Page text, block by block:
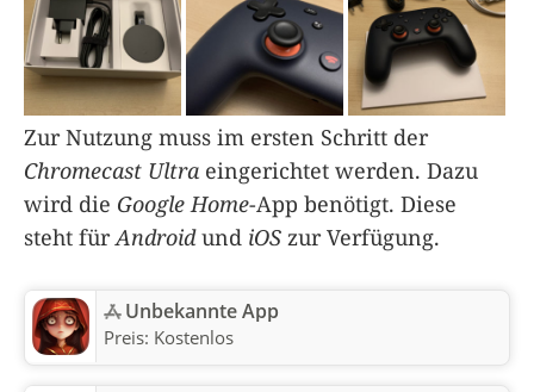
Zur Nutzung muss im ersten Schritt der
Chromecast Ultra eingerichtet werden. Dazu
wird die Google Home-App benötigt. Diese
steht fürAndroidund iOS zur Verfügung.
Unbekannte App
Preis: Kostenlos